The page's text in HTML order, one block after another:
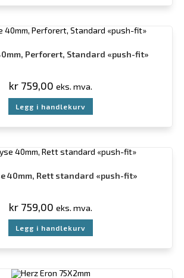
Perforert, Standard «push-fit»
kr 759,00 eks. mva.
Legg i handlekurv
40mm, Rett standard «push-fit»
kr 759,00 eks. mva.
Legg i handlekurv